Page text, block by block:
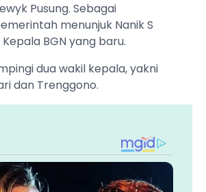
Pusung. Sebagai
menunjuk Nanik S
BGN yang baru.
dua wakil kepala, yakni
dan Trenggono.